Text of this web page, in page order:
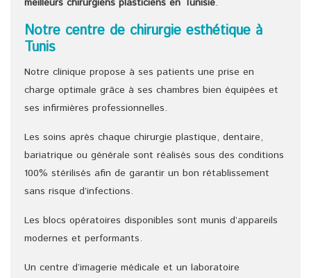
meilleurs chirurgiens plasticiens en Tunisie.
Notre centre de chirurgie esthétique à
Tunis
Notre clinique propose à ses patients une prise en
charge optimale grâce à ses chambres bien équipées et
ses infirmières professionnelles.
Les soins après chaque chirurgie plastique, dentaire,
bariatrique ou générale sont réalisés sous des conditions
100% stérilisés afin de garantir un bon rétablissement
sans risque d’infections.
Les blocs opératoires disponibles sont munis d’appareils
modernes et performants.
Un centre d’imagerie médicale et un laboratoire